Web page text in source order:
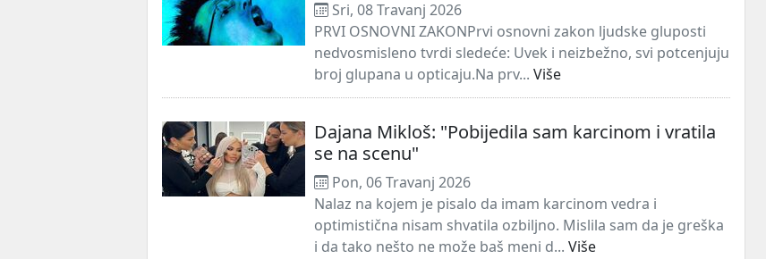
Sri, 08 Travanj 2026
PRVI OSNOVNI ZAKONPrvi osnovni zakon ljudske gluposti
nedvosmisleno tvrdi sledeće: Uvek i neizbežno, svi potcenjuju
broj glupana u opticaju.Na prv... Više
Dajana Mikloš: "Pobijedila sam karcinom i vratila
se na scenu"
Pon, 06 Travanj 2026
Nalaz na kojem je pisalo da imam karcinom vedra i
optimistična nisam shvatila ozbiljno. Mislila sam da je greška
i da tako nešto ne može baš meni d... Više